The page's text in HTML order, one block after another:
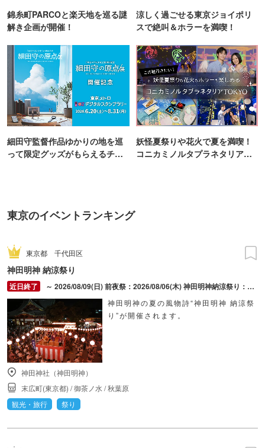
錦糸町PARCOと楽天地を巡る謎
解き企画が開催！
涼しく過ごせる東京ジョイポリ
スで絶叫＆ホラーを満喫！
細田守監督作品ゆかりの地を巡
って限定グッズがもらえるチャ
妖怪夏祭りや花火で夏を満喫！
コニカミノルタプラネタリア
東京のイベントランキング
東京都 千代田区
神田明神 納涼祭り
～ 2026/08/09(日) 前夜祭：2026/08/06(木) 神田明神納涼祭り：2026/08/07(金) ～ 2026/08/09(日)
神田明神の夏の風物詩“神田明神 納涼祭
り”が開催されます。
神田神社（神田明神）
末広町(東京都) /御茶ノ水 /秋葉原
観光・旅行
祭り